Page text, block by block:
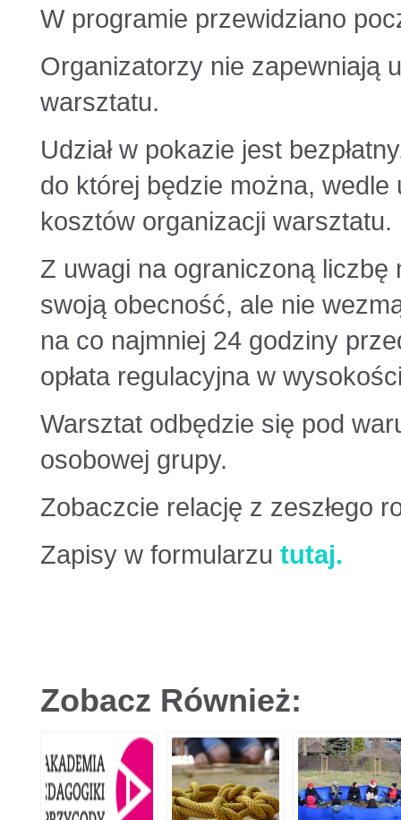
W programie przewidziano
Organizatorzy nie zapewniają
warsztatu.
Udział w pokazie jest
do której będzie można,
kosztów organizacji warsztatu.
Z uwagi na ograniczoną
swoją obecność, ale nie
na co najmniej 24 godziny
opłata regulacyjna w
Warsztat odbędzie się pod
osobowej grupy.
Zobaczcie relację z zeszłego
Zapisy w formularzu tutaj.
Zobacz Również: